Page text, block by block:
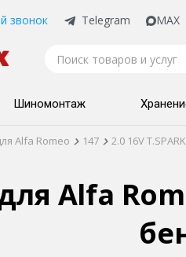
звонок Telegram MAX
Шиномонтаж
Alfa Romeo 147 2.0 16V
Alfa